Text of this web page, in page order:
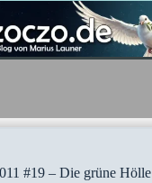
#19 – Die grüne Hölle